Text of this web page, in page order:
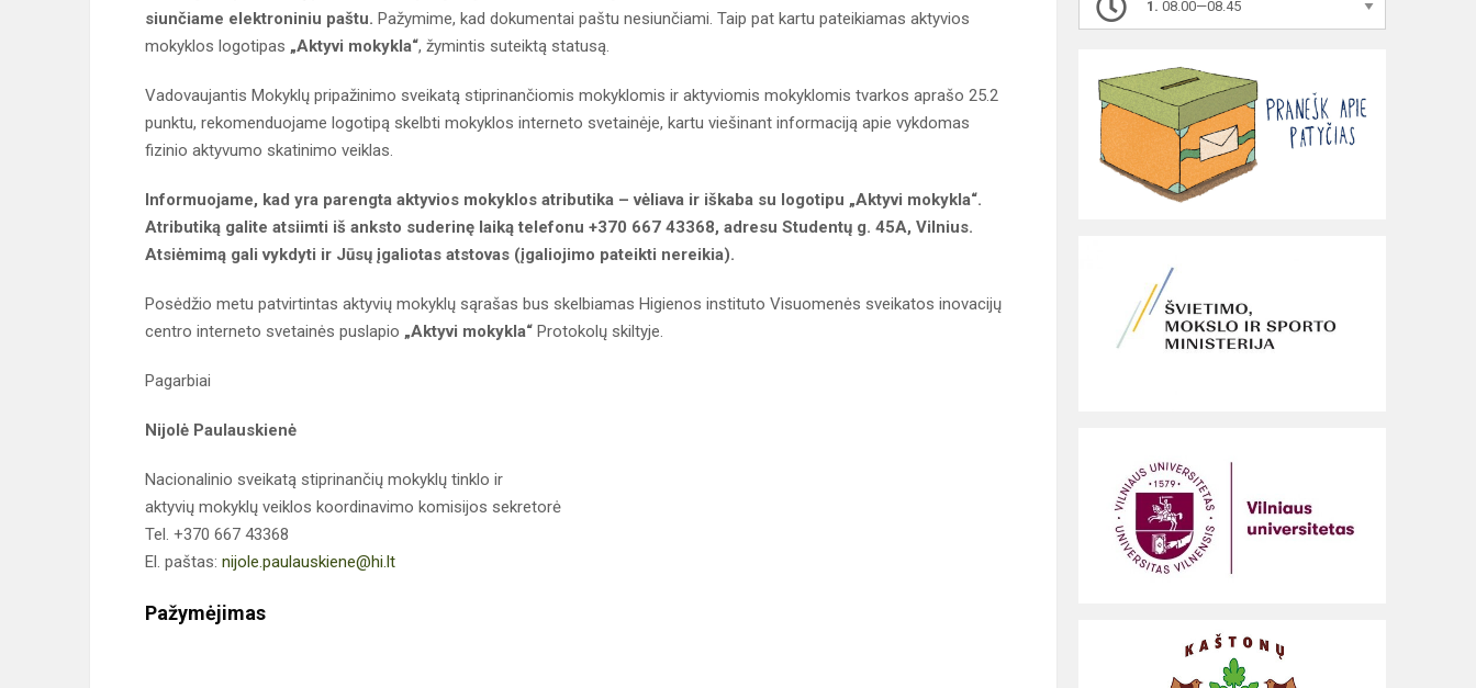
siunčiame elektroniniu paštu. Pažymime, kad dokumentai paštu nesiunčiami. Taip pat kartu pateikiamas aktyvios
mokyklos logotipas „Aktyvi mokykla“, žymintis suteiktą statusą.
Vadovaujantis Mokyklų pripažinimo sveikatą stiprinančiomis mokyklomis ir aktyviomis mokyklomis tvarkos aprašo 25.2
punktu, rekomenduojame logotipą skelbti mokyklos interneto svetainėje, kartu viešinant informaciją apie vykdomas
fizinio aktyvumo skatinimo veiklas.
Informuojame, kad yra parengta aktyvios mokyklos atributika – vėliava ir iškaba su logotipu „Aktyvi mokykla“.
Atributiką galite atsiimti iš anksto suderinę laiką telefonu +370 667 43368, adresu Studentų g. 45A, Vilnius.
Atsiėmimą gali vykdyti ir Jūsų įgaliotas atstovas (įgaliojimo pateikti nereikia).
Posėdžio metu patvirtintas aktyvių mokyklų sąrašas bus skelbiamas Higienos instituto Visuomenės sveikatos inovacijų
centro interneto svetainės puslapio „Aktyvi mokykla“ Protokolų skiltyje.
Pagarbiai
Nijolė Paulauskienė
Nacionalinio sveikatą stiprinančių mokyklų tinklo ir
aktyvių mokyklų veiklos koordinavimo komisijos sekretorė
Tel. +370 667 43368
El. paštas: nijole.paulauskiene@hi.lt
Pažymėjimas
1. 08.00—08.45